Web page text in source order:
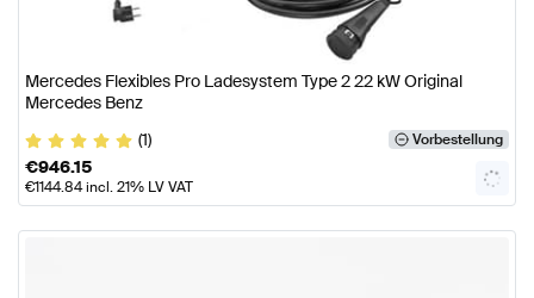
Mercedes Flexibles Pro Ladesystem Type 2 22 kW Original
Mercedes Benz
(1)
Vorbestellung
€946.15
€1144.84incl. 21% LV VAT